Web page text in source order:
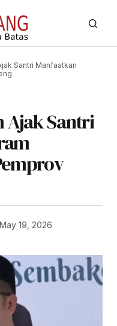
Santri Manfaatkan
Ajak Santri
May 19, 2026